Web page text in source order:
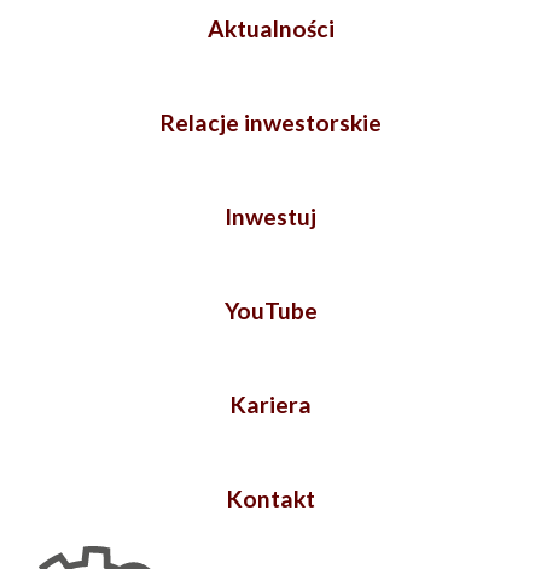
Aktualności
Relacje inwestorskie
Inwestuj
YouTube
Kariera
Kontakt